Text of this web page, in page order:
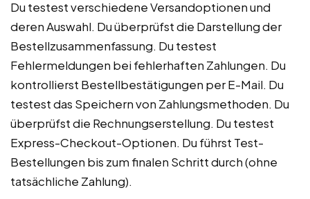
Du testest verschiedene Versandoptionen und
deren Auswahl. Du überprüfst die Darstellung der
Bestellzusammenfassung. Du testest
Fehlermeldungen bei fehlerhaften Zahlungen. Du
kontrollierst Bestellbestätigungen per E-Mail. Du
testest das Speichern von Zahlungsmethoden. Du
überprüfst die Rechnungserstellung. Du testest
Express-Checkout-Optionen. Du führst Test-
Bestellungen bis zum finalen Schritt durch (ohne
tatsächliche Zahlung).